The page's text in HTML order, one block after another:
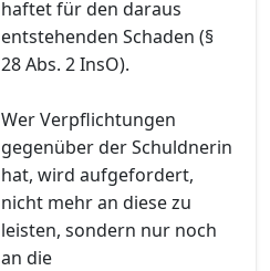
haftet für den daraus
entstehenden Schaden (§
28 Abs. 2 InsO).
Wer Verpflichtungen
gegenüber der Schuldnerin
hat, wird aufgefordert,
nicht mehr an diese zu
leisten, sondern nur noch
an die